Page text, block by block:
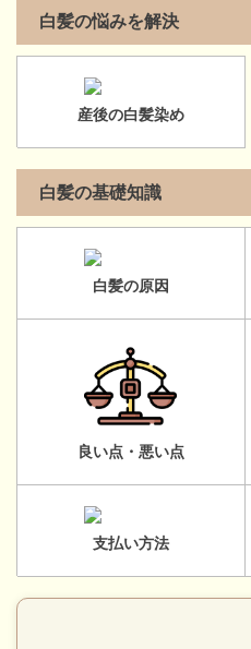
白髪の悩みを解決
産後の白髪染め
白髪の基礎知識
白髪の原因
良い点・悪い点
支払い方法